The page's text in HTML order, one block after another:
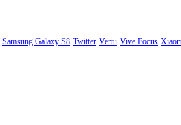
Samsung Galaxy S8 Twitter Vertu Vive Focus